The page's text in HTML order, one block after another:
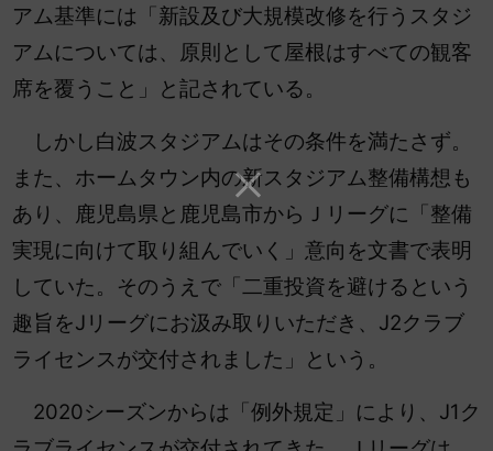
アム基準には「新設及び大規模改修を行うスタジ
アムについては、原則として屋根はすべての観客
席を覆うこと」と記されている。
しかし白波スタジアムはその条件を満たさず。
また、ホームタウン内の新スタジアム整備構想も
あり、鹿児島県と鹿児島市からＪリーグに「整備
実現に向けて取り組んでいく」意向を文書で表明
していた。そのうえで「二重投資を避けるという
趣旨をJリーグにお汲み取りいただき、J2クラブ
ライセンスが交付されました」という。
2020シーズンからは「例外規定」により、J1ク